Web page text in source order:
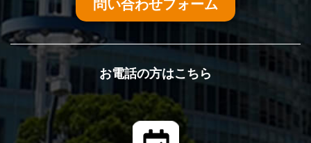
問い合わせフォーム
お電話の方はこちら